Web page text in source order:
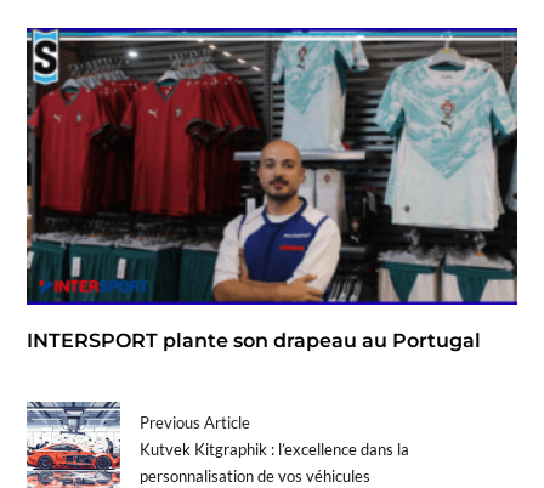
INTERSPORT plante son drapeau au Portugal
Previous Article
Kutvek Kitgraphik : l’excellence dans la
personnalisation de vos véhicules